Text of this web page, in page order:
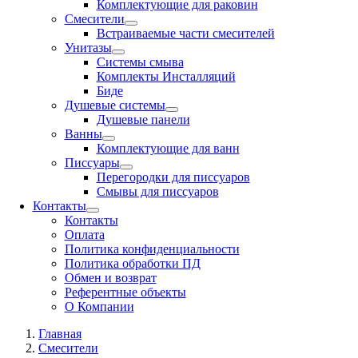
Комплектующие для раковин
Смесители
Встраиваемые части смесителей
Унитазы
Системы смыва
Комплекты Инсталляций
Биде
Душевые системы
Душевые панели
Ванны
Комплектующие для ванн
Писсуары
Перегородки для писсуаров
Смывы для писсуаров
Контакты
Контакты
Оплата
Политика конфиденциальности
Политика обработки ПД
Обмен и возврат
Референтные объекты
О Компании
Главная
Смесители